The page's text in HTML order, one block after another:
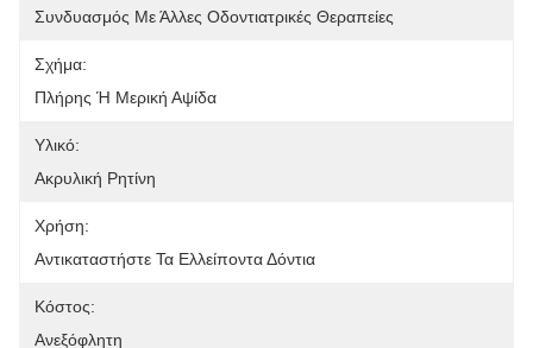
Συνδυασμός Με Άλλες Οδοντιατρικές Θεραπείες
Σχήμα:
Πλήρης Ή Μερική Αψίδα
Υλικό:
Ακρυλική Ρητίνη
Χρήση:
Αντικαταστήστε Τα Ελλείποντα Δόντια
Κόστος:
Ανεξόφλητη